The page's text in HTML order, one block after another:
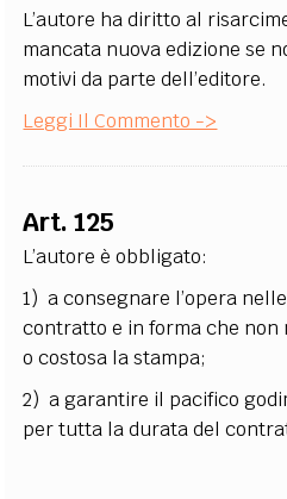
L’autore ha diritto al
mancata nuova edizione se
motivi da parte dell’editore.
Leggi Il Commento ->
Art. 125
L’autore è obbligato:
1) a consegnare l’opera
contratto e in forma che
o costosa la stampa;
2) a garantire il pacifico
per tutta la durata del